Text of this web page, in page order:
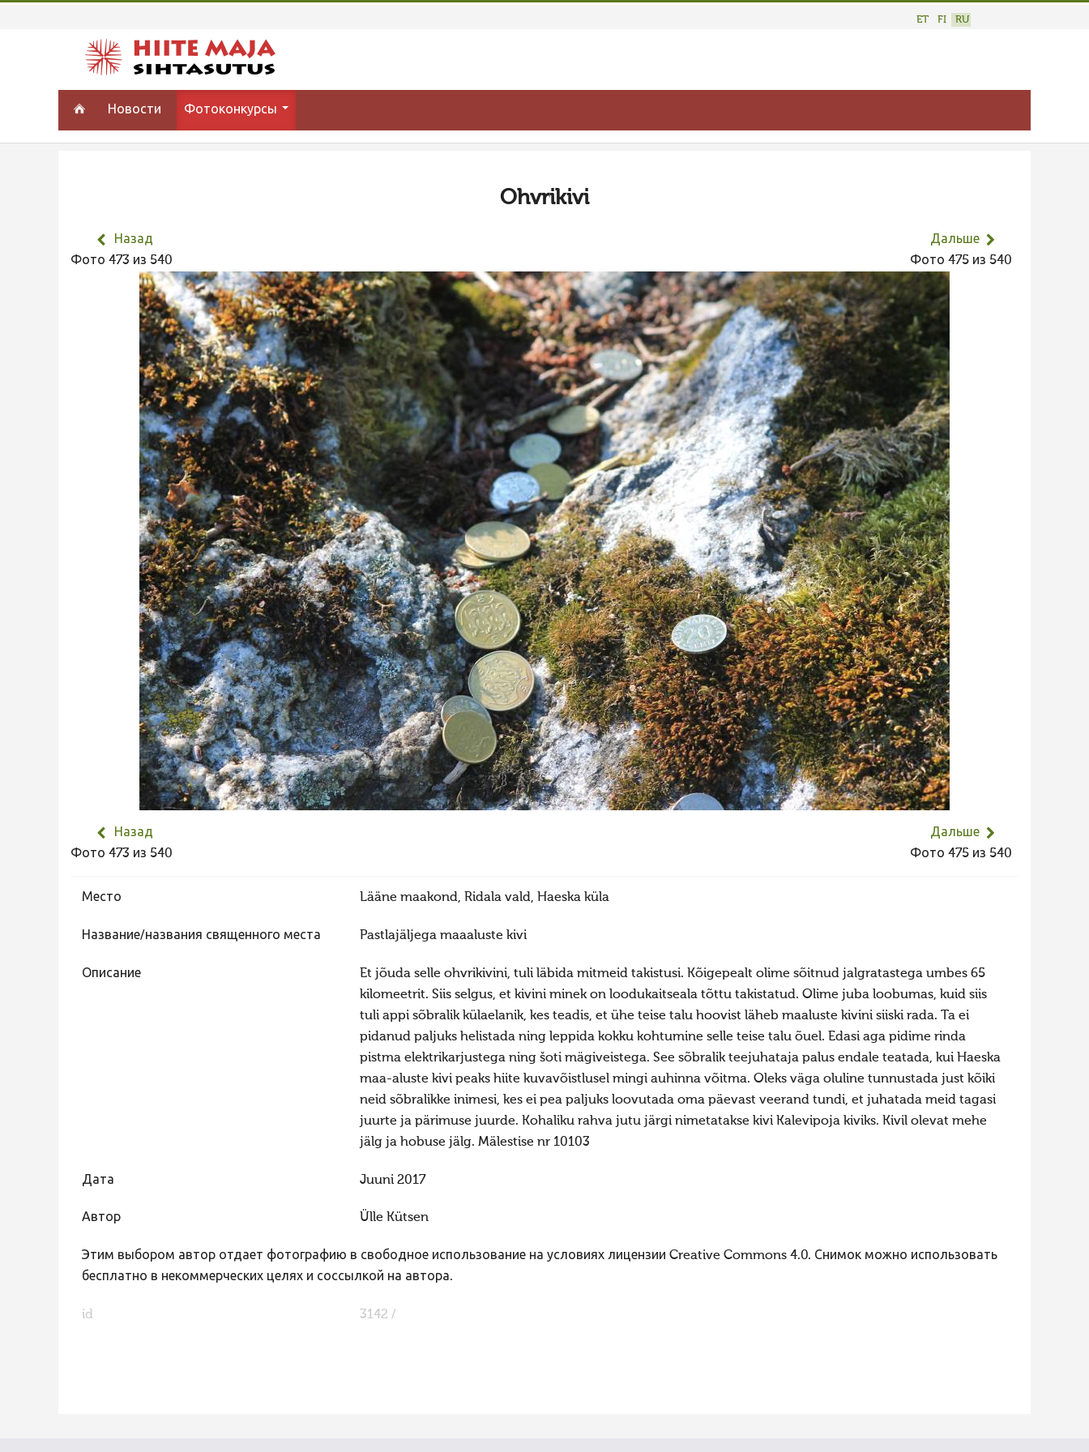
ET FI RU
Новости Фотоконкурсы
Ohvrikivi
Назад
Фото 473 из 540
Дальше
Фото 475 из 540
Назад
Фото 473 из 540
Дальше
Фото 475 из 540
Место Lääne maakond, Ridala vald, Haeska küla
Название/названия священного места Pastlajäljega maaaluste kivi
Описание
Et jõuda selle ohvrikivini, tuli läbida mitmeid takistusi. Kõigepealt olime sõitnud jalgratastega umbes 65
kilomeetrit. Siis selgus, et kivini minek on loodukaitseala tõttu takistatud. Olime juba loobumas, kuid siis
tuli appi sõbralik külaelanik, kes teadis, et ühe teise talu hoovist läheb maaluste kivini siiski rada. Ta ei
pidanud paljuks helistada ning leppida kokku kohtumine selle teise talu õuel. Edasi aga pidime rinda
pistma elektrikarjustega ning šoti mägiveistega. See sõbralik teejuhataja palus endale teatada, kui Haeska
maa-aluste kivi peaks hiite kuvavõistlusel mingi auhinna võitma. Oleks väga oluline tunnustada just kõiki
neid sõbralikke inimesi, kes ei pea paljuks loovutada oma päevast veerand tundi, et juhatada meid tagasi
juurte ja pärimuse juurde. Kohaliku rahva jutu järgi nimetatakse kivi Kalevipoja kiviks. Kivil olevat mehe
jälg ja hobuse jälg. Mälestise nr 10103
Дата Juuni 2017
Автор Ülle Kütsen
Этим выбором автор отдает фотографию в свободное использование на условиях лицензии Creative Commons 4.0. Снимок можно использовать
бесплатно в некоммерческих целях и соссылкой на автора.
id 3142 /